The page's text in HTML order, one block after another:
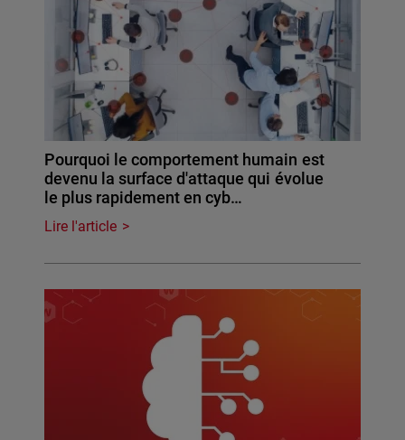
Pourquoi le comportement humain est
devenu la surface d'attaque qui évolue
le plus rapidement en cyb…
Lire l'article